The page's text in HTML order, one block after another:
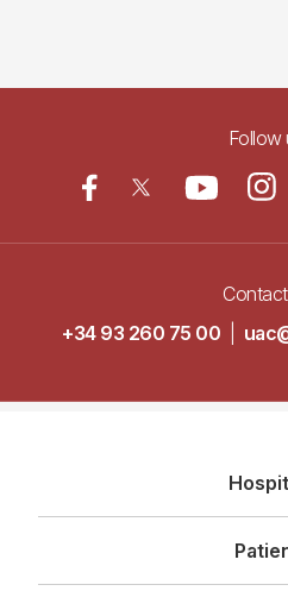
Follow
+34 93 260 75 00
principal